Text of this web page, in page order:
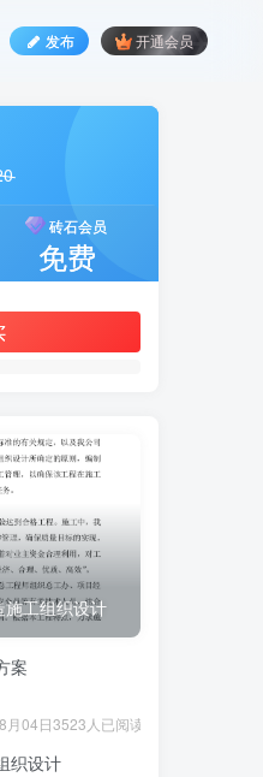
发布 开通会员
砖石会员
免费
施工组织设计
案
月04日3523人已阅读
织设计